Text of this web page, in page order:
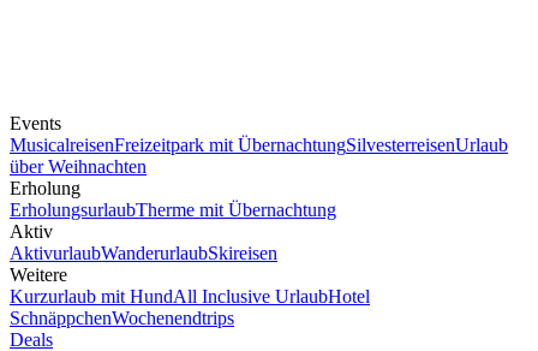
Events
MusicalreisenFreizeitpark mit ÜbernachtungSilvesterreisenUrlaub
über Weihnachten
Erholung
ErholungsurlaubTherme mit Übernachtung
Aktiv
AktivurlaubWanderurlaubSkireisen
Weitere
Kurzurlaub mit HundAll Inclusive UrlaubHotel
SchnäppchenWochenendtrips
Deals